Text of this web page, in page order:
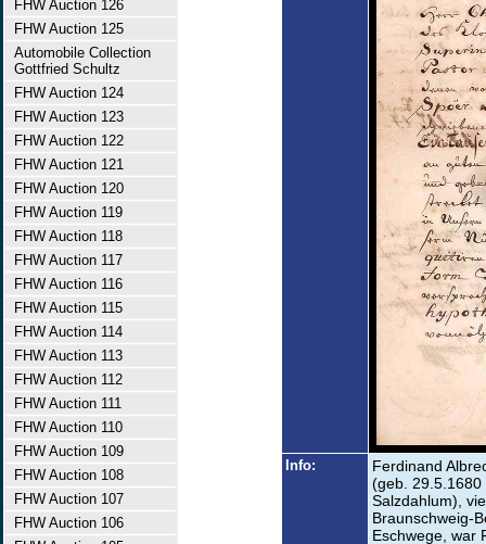
FHW Auction 126
FHW Auction 125
Automobile Collection
Gottfried Schultz
FHW Auction 124
FHW Auction 123
FHW Auction 122
FHW Auction 121
FHW Auction 120
FHW Auction 119
FHW Auction 118
FHW Auction 117
FHW Auction 116
FHW Auction 115
FHW Auction 114
FHW Auction 113
FHW Auction 112
FHW Auction 111
FHW Auction 110
FHW Auction 109
FHW Auction 108
FHW Auction 107
FHW Auction 106
Info:
Ferdinand
(geb.
Salzdahlum),
Braunschweig-
Eschwege, war